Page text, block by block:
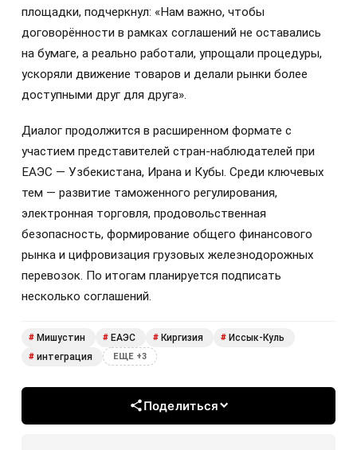
площадки, подчеркнул: «Нам важно, чтобы
договорённости в рамках соглашений не оставались
на бумаге, а реально работали, упрощали процедуры,
ускоряли движение товаров и делали рынки более
доступными друг для друга».
Диалог продолжится в расширенном формате с
участием представителей стран-наблюдателей при
ЕАЭС — Узбекистана, Ирана и Кубы. Среди ключевых
тем — развитие таможенного регулирования,
электронная торговля, продовольственная
безопасность, формирование общего финансового
рынка и цифровизация грузовых железнодорожных
перевозок. По итогам планируется подписать
несколько соглашений.
# Мишустин # ЕАЭС # Киргизия # Иссык-Куль
# интеграция ЕЩЕ +3
Поделиться